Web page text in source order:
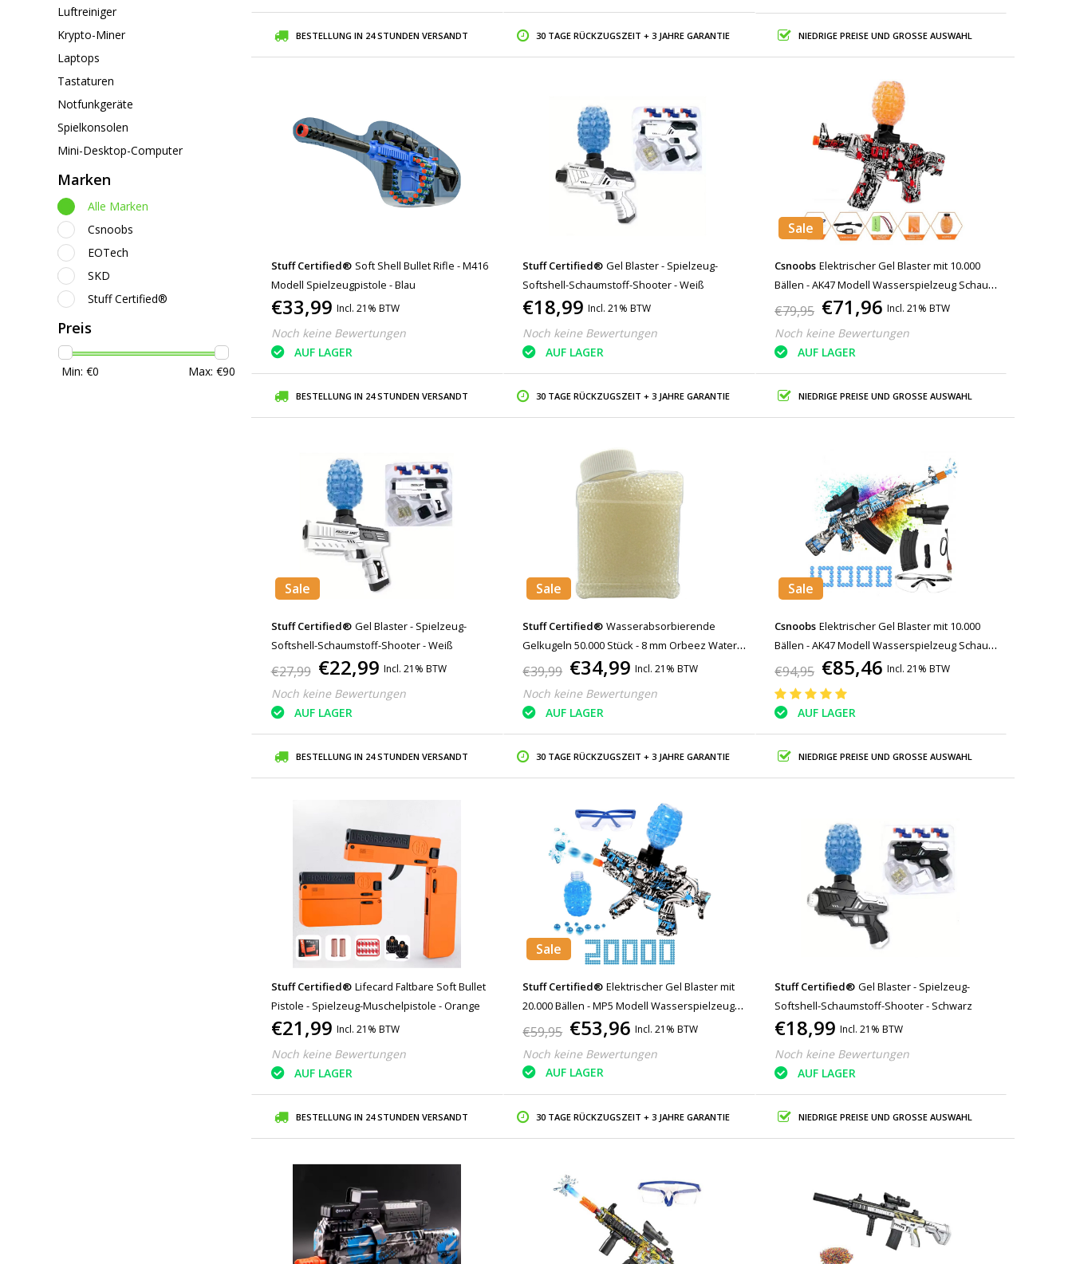
Luftreiniger
Krypto-Miner
Laptops
Tastaturen
Notfunkgeräte
Spielkonsolen
Mini-Desktop-Computer
Marken
Alle Marken
Csnoobs
EOTech
SKD
Stuff Certified®
Preis
Min: €0 Max: €90
BESTELLUNG IN 24 STUNDEN VERSANDT 30 TAGE RÜCKZUGSZEIT + 3 JAHRE GARANTIE NIEDRIGE PREISE UND GROSSE AUSWAHL
Stuff Certified® Soft Shell Bullet Rifle - M416
Modell Spielzeugpistole - Blau
€33,99 Incl. 21% BTW
Noch keine Bewertungen
AUF LAGER
Stuff Certified® Gel Blaster - Spielzeug-
Softshell-Schaumstoff-Shooter - Weiß
€18,99 Incl. 21% BTW
Noch keine Bewertungen
AUF LAGER
Sale
Csnoobs Elektrischer Gel Blaster mit 10.000
Bällen - AK47 Modell Wasserspielzeug Schaum
Shooter Rot
€79,95 €71,96 Incl. 21% BTW
Noch keine Bewertungen
AUF LAGER
BESTELLUNG IN 24 STUNDEN VERSANDT 30 TAGE RÜCKZUGSZEIT + 3 JAHRE GARANTIE NIEDRIGE PREISE UND GROSSE AUSWAHL
Sale
Stuff Certified® Gel Blaster - Spielzeug-
Softshell-Schaumstoff-Shooter - Weiß
€27,99 €22,99 Incl. 21% BTW
Noch keine Bewertungen
AUF LAGER
Sale
Stuff Certified® Wasserabsorbierende
Gelkugeln 50.000 Stück - 8 mm Orbeez Water
Pearls Transparent
€39,99 €34,99 Incl. 21% BTW
Noch keine Bewertungen
AUF LAGER
Sale
Csnoobs Elektrischer Gel Blaster mit 10.000
Bällen - AK47 Modell Wasserspielzeug Schaum
Shooter Blau
€94,95 €85,46 Incl. 21% BTW
AUF LAGER
BESTELLUNG IN 24 STUNDEN VERSANDT 30 TAGE RÜCKZUGSZEIT + 3 JAHRE GARANTIE NIEDRIGE PREISE UND GROSSE AUSWAHL
Stuff Certified® Lifecard Faltbare Soft Bullet
Pistole - Spielzeug-Muschelpistole - Orange
€21,99 Incl. 21% BTW
Noch keine Bewertungen
AUF LAGER
Sale
Stuff Certified® Elektrischer Gel Blaster mit
20.000 Bällen - MP5 Modell Wasserspielzeug
Schaum Shooter Blau
€59,95 €53,96 Incl. 21% BTW
Noch keine Bewertungen
AUF LAGER
Stuff Certified® Gel Blaster - Spielzeug-
Softshell-Schaumstoff-Shooter - Schwarz
€18,99 Incl. 21% BTW
Noch keine Bewertungen
AUF LAGER
BESTELLUNG IN 24 STUNDEN VERSANDT 30 TAGE RÜCKZUGSZEIT + 3 JAHRE GARANTIE NIEDRIGE PREISE UND GROSSE AUSWAHL